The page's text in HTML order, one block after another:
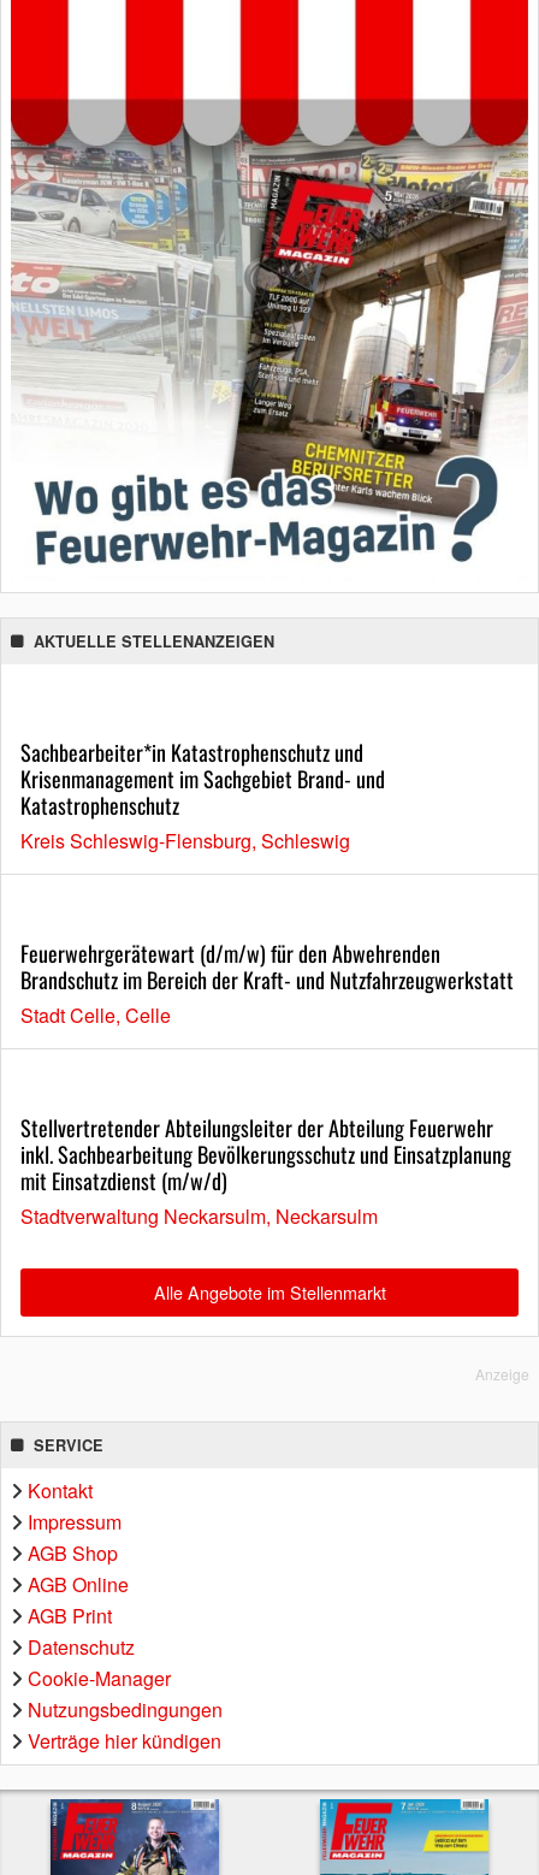
AKTUELLE STELLENANZEIGEN
Sachbearbeiter*in Katastrophenschutz und
Krisenmanagement im Sachgebiet Brand- und
Katastrophenschutz
Kreis Schleswig-Flensburg, Schleswig
Feuerwehrgerätewart (d/m/w) für den Abwehrenden
Brandschutz im Bereich der Kraft- und Nutzfahrzeugwerkstatt
Stadt Celle, Celle
Stellvertretender Abteilungsleiter der Abteilung Feuerwehr
inkl. Sachbearbeitung Bevölkerungsschutz und Einsatzplanung
mit Einsatzdienst (m/w/d)
Stadtverwaltung Neckarsulm, Neckarsulm
Alle Angebote im Stellenmarkt
Anzeige
SERVICE
Kontakt
Impressum
AGB Shop
AGB Online
AGB Print
Datenschutz
Cookie-Manager
Nutzungsbedingungen
Verträge hier kündigen